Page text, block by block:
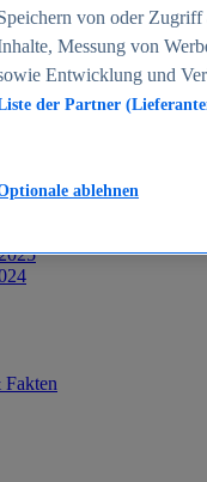
2024
/ Bürgergeld in
von oder Zugriff
Messung von
Entwicklung und
der Partner
ablehnen